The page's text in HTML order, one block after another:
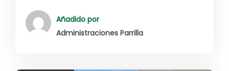
Añadido por
Administraciones Parrilla